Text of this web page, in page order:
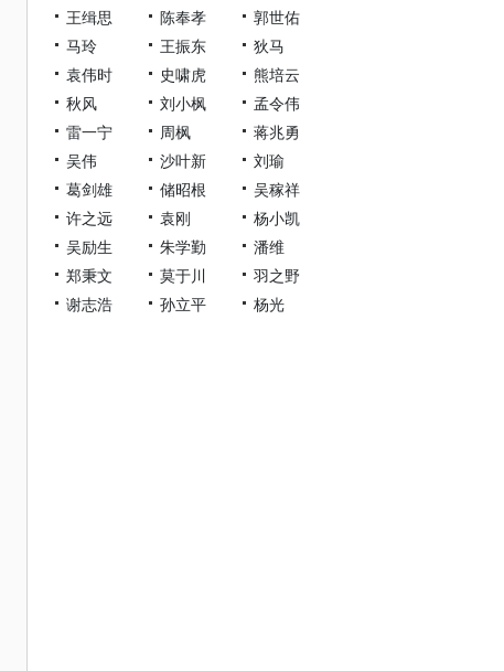
王缉思
陈奉孝
郭世佑
马玲
王振东
狄马
袁伟时
史啸虎
熊培云
秋风
刘小枫
孟令伟
雷一宁
周枫
蒋兆勇
吴伟
沙叶新
刘瑜
葛剑雄
储昭根
吴稼祥
许之远
袁刚
杨小凯
吴励生
朱学勤
潘维
郑秉文
莫于川
羽之野
谢志浩
孙立平 杨光